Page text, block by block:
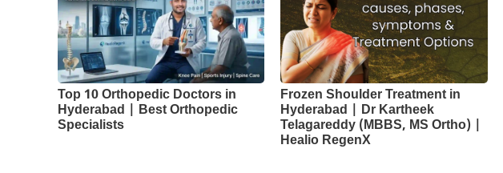
Top 10 Orthopedic Doctors in
Hyderabad | Best Orthopedic
Specialists
Frozen Shoulder Treatment in
Hyderabad | Dr Kartheek
Telagareddy (MBBS, MS Ortho) |
Healio RegenX